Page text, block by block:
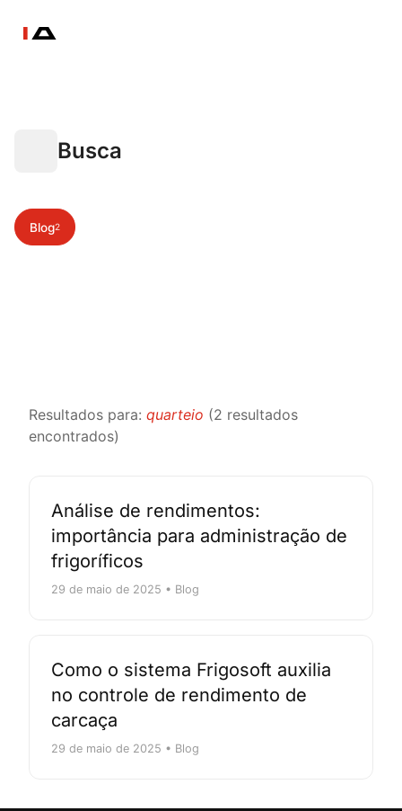
Busca
Blog2
Resultados para: quarteio (2 resultados
encontrados)
Análise de rendimentos:
importância para administração de
frigoríficos
29 de maio de 2025 • Blog
Como o sistema Frigosoft auxilia
no controle de rendimento de
carcaça
29 de maio de 2025 • Blog